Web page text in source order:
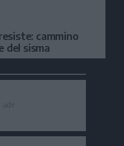
cammino
del sisma